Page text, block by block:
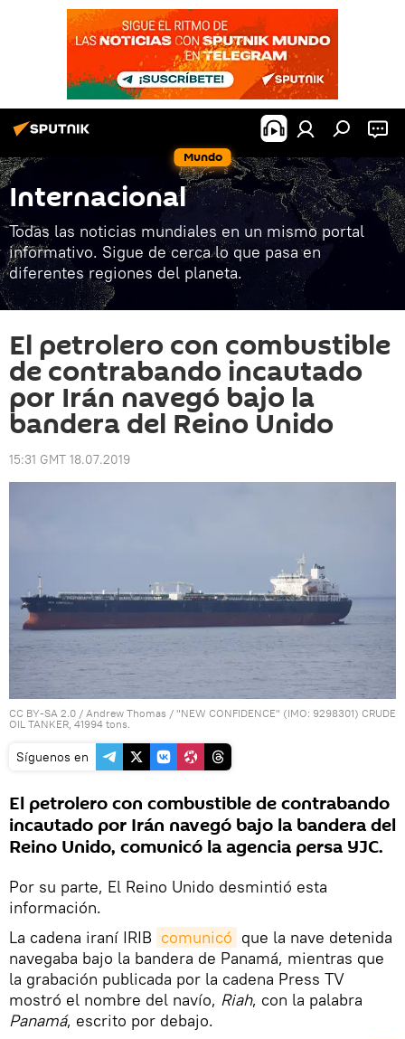
Mundo
Internacional
Todas las noticias mundiales en un mismo portal
informativo. Sigue de cerca lo que pasa en
diferentes regiones del planeta.
El petrolero con combustible
de contrabando incautado
por Irán navegó bajo la
bandera del Reino Unido
15:31 GMT 18.07.2019
CC BY-SA 2.0 / Andrew Thomas / "NEW CONFIDENCE" (IMO: 9298301) CRUDE
OIL TANKER, 41994 tons.
Síguenos en
El petrolero con combustible de contrabando
incautado por Irán navegó bajo la bandera del
Reino Unido, comunicó la agencia persa YJC.
Por su parte, El Reino Unido desmintió esta
información.
La cadena iraní IRIB comunicó que la nave detenida
navegaba bajo la bandera de Panamá, mientras que
la grabación publicada por la cadena Press TV
mostró el nombre del navío, Riah, con la palabra
Panamá, escrito por debajo.